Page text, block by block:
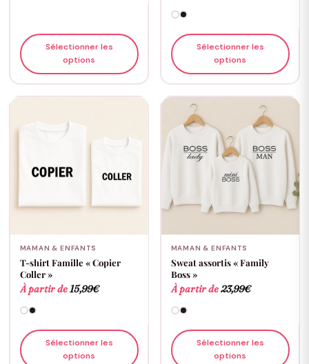
Sélectionner les
options
Sélectionner les
options
MAMAN & ENFANTS
T-shirt Famille « Copier
Coller »
À partir de 15,99€
Sélectionner les
options
MAMAN & ENFANTS
Sweat assortis « Family
Boss »
À partir de23,99€
Sélectionner les
options